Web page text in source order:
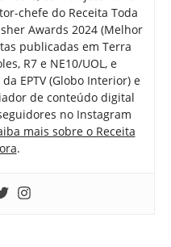
chefe do Receita Toda
Awards 2024 (Melhor
publicadas em Terra
R7 e NE10/UOL, e
EPTV (Globo Interior) e
de conteúdo digital
no Instagram
mais sobre o Receita
.